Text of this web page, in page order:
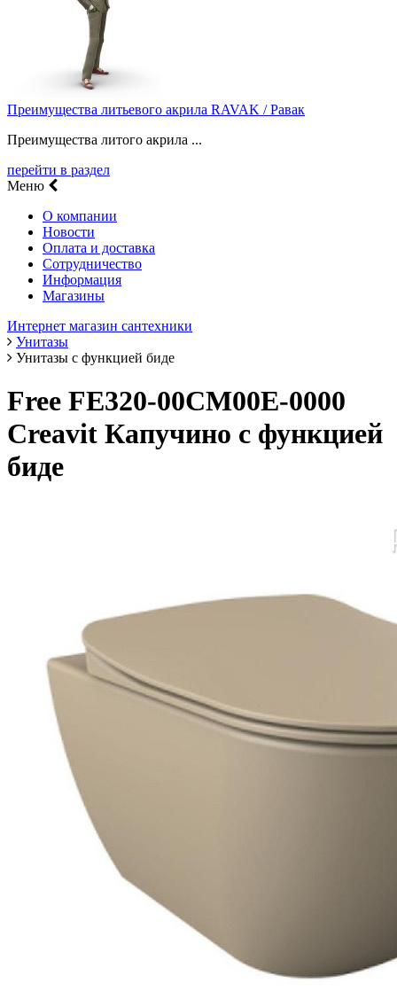
Преимущества литьевого акрила RAVAK / Равак
Преимущества литого акрила ...
перейти в раздел
Меню
О компании
Новости
Оплата и доставка
Сотрудничество
Информация
Магазины
Интернет магазин сантехники
Унитазы
Унитазы с функцией биде
Free FE320-00CM00E-0000
Creavit Капучино с функцией
биде